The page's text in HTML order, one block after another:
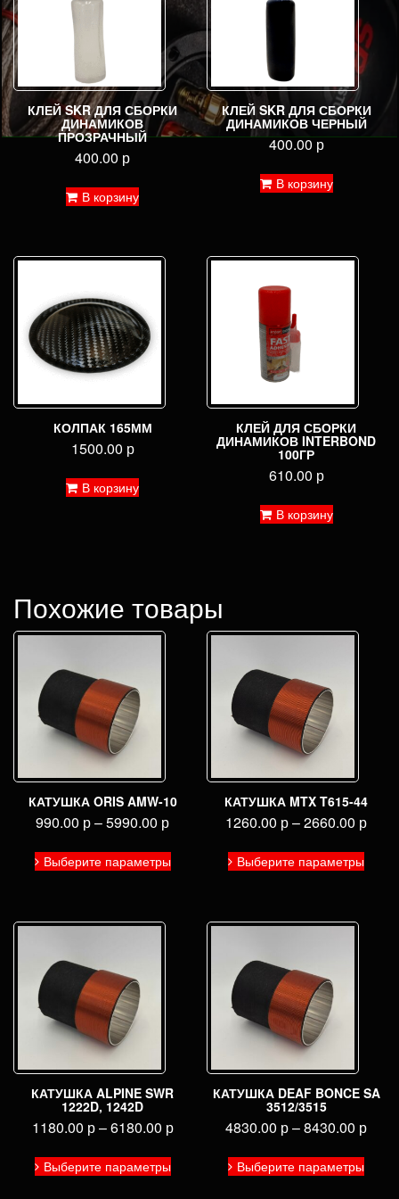
КЛЕЙ SKR ДЛЯ СБОРКИ
ДИНАМИКОВ
ПРОЗРАЧНЫЙ
400.00 р
В корзину
КЛЕЙ SKR ДЛЯ СБОРКИ
ДИНАМИКОВ ЧЕРНЫЙ
400.00р
В корзину
КОЛПАК 165ММ
1500.00 р
В корзину
КЛЕЙ ДЛЯ СБОРКИ
ДИНАМИКОВ INTERBOND
100ГР
610.00 р
В корзину
Похожие товары
КАТУШКА ORIS AMW-10
990.00 р–5990.00 р
Выберите параметры
Этот
товар
вариаций.
КАТУШКА MTX T615-44
1260.00 р–2660.00 р
Выберите параметры
Этот
товар
КАТУШКА ALPINE SWR
1222D, 1242D
1180.00 р–6180.00 р
Выберите параметрытовар
КАТУШКА DEAF BONCE SA
3512/3515
4830.00 р–8430.00 р
Выберите параметрытовар